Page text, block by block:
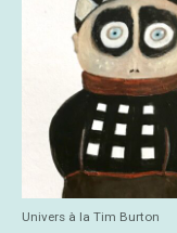
Univers à la Tim Burton